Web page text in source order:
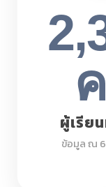
ผู้เรีย
ข้อมูล ณ